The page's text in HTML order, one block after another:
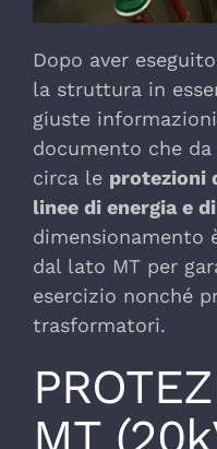
Dopo aver
la struttura in
giuste
documento che
circa le protezioni
linee di energia e
dimensionamento
dal lato MT per
esercizio nonché
trasformatori.
MT